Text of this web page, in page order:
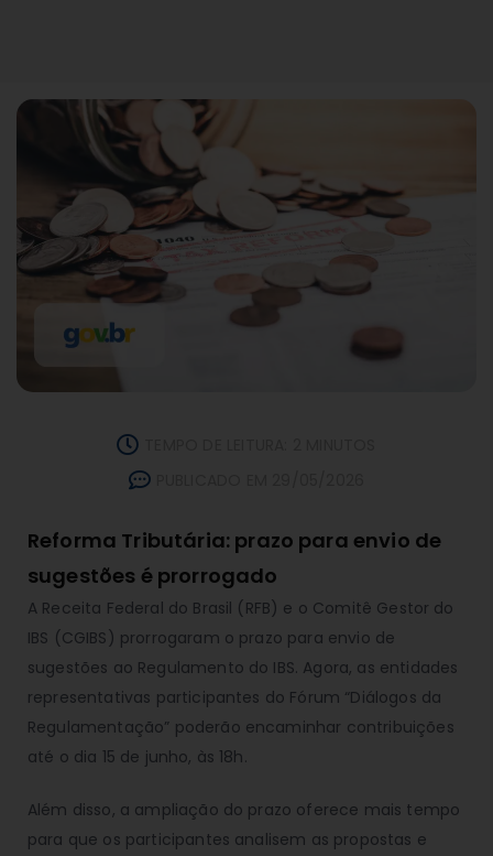
Reforma Tributária: prazo para envio de
sugestões é prorrogado
A Receita Federal do Brasil (RFB) e o Comitê Gestor do
IBS (CGIBS) prorrogaram o prazo para envio de
sugestões ao Regulamento do IBS. Agora, as entidades
representativas participantes do Fórum “Diálogos da
Regulamentação” poderão encaminhar contribuições
até o dia 15 de junho, às 18h.
Além disso, a ampliação do prazo oferece mais tempo
para que os participantes analisem as propostas e